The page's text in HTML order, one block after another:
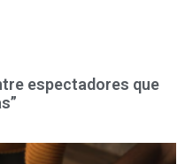
espectadores que